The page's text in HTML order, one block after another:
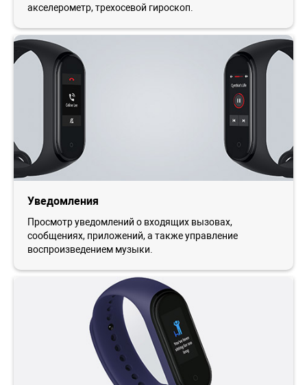
акселерометр, трехосевой гироскоп.
Уведомления
Просмотр уведомлений о входящих вызовах,
сообщениях, приложений, а также управление
воспроизведением музыки.